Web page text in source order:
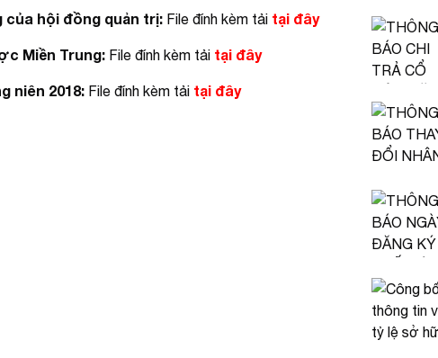
của hội đồng quản trị: File đính kèm tải tại đây
Miền Trung: File đính kèm tải tại đây
niên 2018: File đính kèm tải tại đây